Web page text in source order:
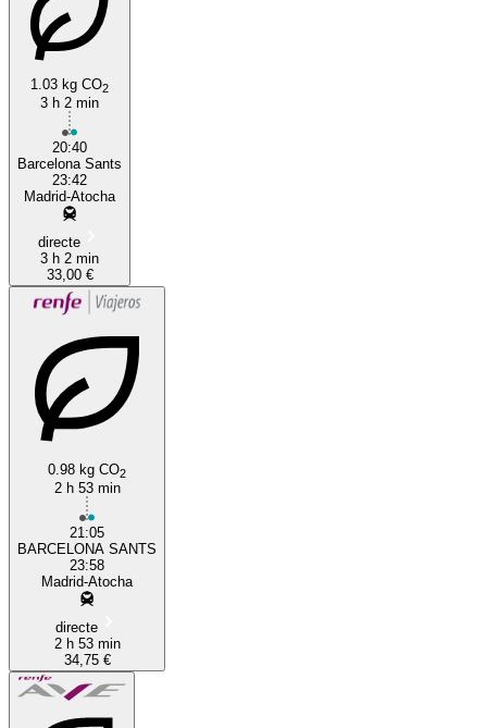
1.03 kg CO2
3 h 2 min
20:40
Barcelona Sants
23:42
Madrid-Atocha
directe
3 h 2 min
33,00 €
0.98 kg CO2
2 h 53 min
21:05
BARCELONA SANTS
23:58
Madrid-Atocha
directe
2 h 53 min
34,75 €